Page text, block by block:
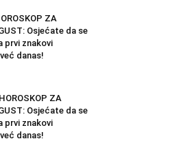
ZA
Osjećate da se
prvi znakovi
danas!
ZA
Osjećate da se
prvi znakovi
danas!